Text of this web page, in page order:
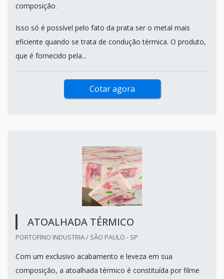
composição.
Isso só é possível pelo fato da prata ser o metal mais
eficiente quando se trata de condução térmica. O produto,
que é fornecido pela...
Cotar agora
ATOALHADA TÉRMICO
PORTOFINO INDUSTRIA / SÃO PAULO - SP
Com um exclusivo acabamento e leveza em sua
composição, a atoalhada térmico é constituída por filme